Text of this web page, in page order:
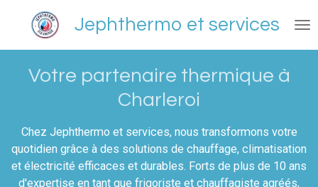
Passer
contenu
principal
Jephthermo et services
Votre partenaire thermique à
Charleroi
Chez Jephthermo et services, nous transformons votre
quotidien grâce à des solutions de chauffage, climatisation
et électricité efficaces et durables. Forts de plus de 10 ans
d'expertise en tant que frigoriste et chauffagiste agréés,